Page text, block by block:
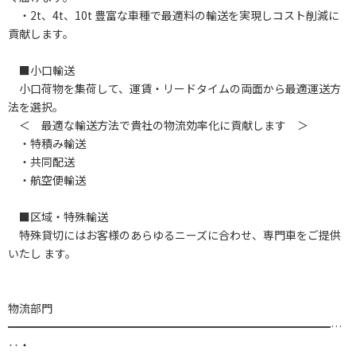
・2t、4t、10t 豊富な車種で最適料の輸送を実現しコスト削減に
貢献します。
■小口輸送
小口荷物を集荷して、運賃・リードタイムの両面から最適運送方
法を選択。
＜ 最適な輸送方法で貴社の物流効率化に貢献します ＞
・特積み輸送
・共同配送
・航空便輸送
■区域・特殊輸送
特殊貸切にはお客様のあらゆるニーズに合わせ、専門車をご提供
いたし ます。
物流部門
━━━━━━━━━━━━━━━━━━━━━━━━━━━━━…
‥・